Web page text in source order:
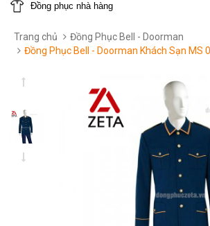
Đồng phục nhà hàng
Trang chủ
Đồng Phục Bell - Doorman
Đồng Phục Bell - Doorman Khách Sạn MS